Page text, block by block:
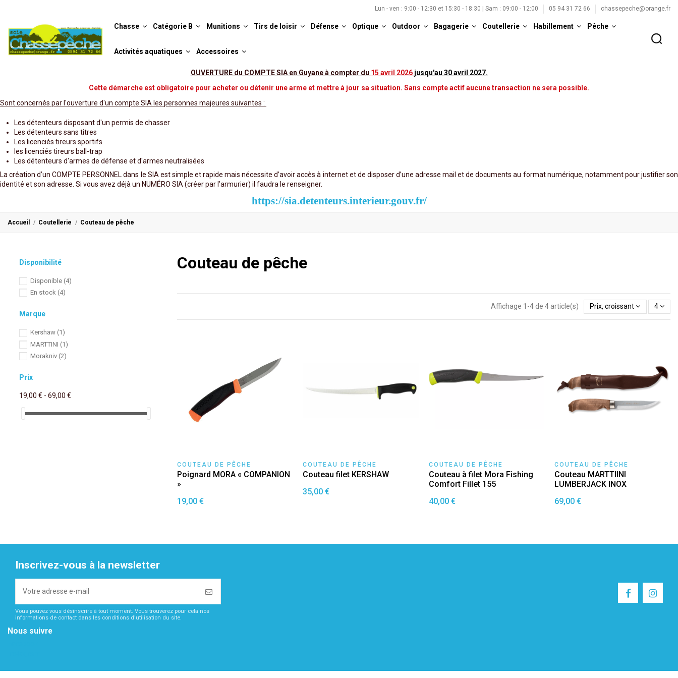
Lun - ven : 9:00 - 12:30 et 15:30 - 18:30 | Sam : 09:00 - 12:00 05 94 31 72 66 chassepeche@orange.fr
Chasse Catégorie B Munitions Tirs de loisir Défense Optique Outdoor Bagagerie Coutellerie Habillement Pêche
Activités aquatiques Accessoires
OUVERTURE du COMPTE SIA en Guyane à compter du 15 avril 2026 jusqu'au 30 avril 2027.
Cette démarche est obligatoire pour acheter ou détenir une arme et mettre à jour sa situation. Sans compte actif aucune transaction ne sera possible.
Sont concernés par l'ouverture d'un compte SIA les personnes majeures suivantes :
Les détenteurs disposant d'un permis de chasser
Les détenteurs sans titres
Les licenciés tireurs sportifs
les licenciés tireurs ball-trap
Les détenteurs d'armes de défense et d'armes neutralisées
La création d’un COMPTE PERSONNEL dans le SIA est simple et rapide mais nécessite d’avoir accès à internet et de disposer d’une adresse mail et de documents au format numérique, notamment pour justifier son
identité et son adresse. Si vous avez déjà un NUMÉRO SIA (créer par l’armurier) il faudra le renseigner.
https://sia.detenteurs.interieur.gouv.fr/
Accueil Coutellerie Couteau de pêche
Couteau de pêche
Affichage 1-4 de 4 article(s) Prix, croissant 4
COUTEAU DE PÊCHE
Poignard MORA « COMPANION
»
19,00 €
COUTEAU DE PÊCHE
Couteau filet KERSHAW
35,00 €
COUTEAU DE PÊCHE
Couteau à filet Mora Fishing
Comfort Fillet 155
40,00 €
COUTEAU DE PÊCHE
Couteau MARTTIINI
LUMBERJACK INOX
69,00 €
Disponibilité
Disponible(4)
En stock(4)
Marque
Kershaw(1)
MARTTINI(1)
Morakniv(2)
Prix
19,00 € - 69,00 €
Inscrivez-vous à la newsletter
Vous pouvez vous désinscrire à tout moment. Vous trouverez pour cela nos
informations de contact dans les conditions d'utilisation du site.
Nous suivre